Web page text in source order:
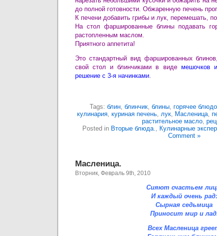
до полной готовности. Обжаренную печень
К печени добавить грибы и лук, перемешать,
На стол фаршированные блины подавать
растопленным маслом.
Приятного аппетита!
Это стандартный вид фаршированных
свой стол и блинчиками в виде мешочков
решение с 3-я начинками.
Tags: блин, блинчик, блины, горячее блюдо
кулинария, куриная печень, лук, Масленица,
растительное масло,
Posted in Вторые блюда., Кулинарные
Comment »
Масленица.
Вторник, Февраль 9th, 2010
Сияют счастьем
И каждый очень рад:
Сырная седьмица
Приносит мир и
Всех Масленица